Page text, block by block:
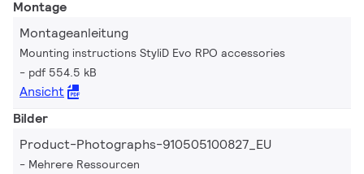
Montage
Montageanleitung
Mounting instructions StyliD Evo RPO accessories
pdf 554.5 kB
Ansicht
Bilder
Product-Photographs-910505100827_EU
Mehrere Ressourcen